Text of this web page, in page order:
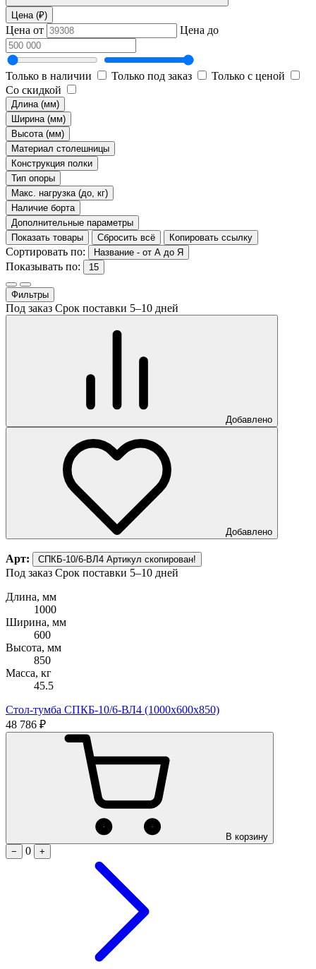
Цена (₽)
Цена от Цена до
Только в наличии Только под заказ
Только с ценой
Со скидкой
Длина (мм)
Ширина (мм)
Высота (мм)
Материал столешницы
Конструкция полки
Тип опоры
Макс. нагрузка (до, кг)
Наличие борта
Дополнительные параметры
Показать товары
Сбросить всё Копировать ссылку
Сортировать по: Название - от А до Я
Показывать по: 15
Фильтры
Под заказ Срок поставки 5–10 дней
Добавлено
Добавлено
Арт: СПКБ-10/6-ВЛ4 Артикул скопирован!
Под заказ Срок поставки 5–10 дней
Длина, мм
1000
Ширина, мм
600
Высота, мм
850
Масса, кг
45.5
Стол-тумба СПКБ-10/6-ВЛ4 (1000х600х850)
48 786 ₽
В корзину
−
0 +